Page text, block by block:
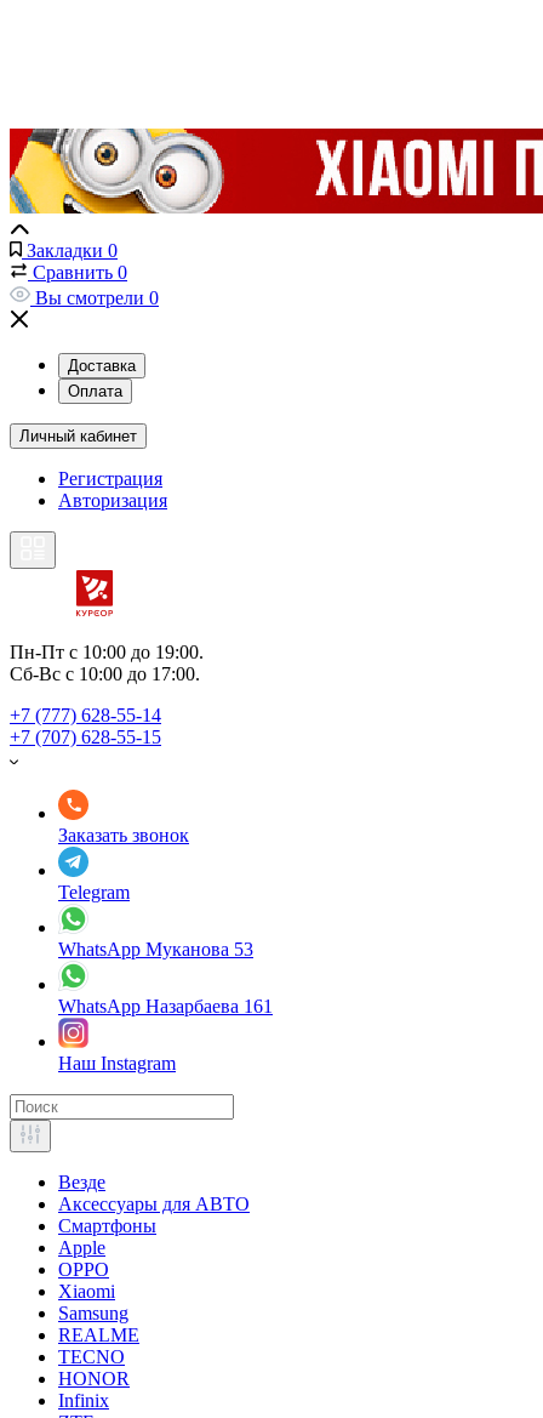
Закладки 0
Сравнить 0
Вы смотрели 0
Доставка
Оплата
Личный кабинет
Регистрация
Авторизация
Пн-Пт с 10:00 до 19:00.
Сб-Вс с 10:00 до 17:00.
+7 (777) 628-55-14
+7 (707) 628-55-15
Заказать звонок
Telegram
WhatsApp Муканова 53
WhatsApp Назарбаева 161
Наш Instagram
Везде
Аксессуары для АВТО
Смартфоны
Apple
OPPO
Xiaomi
Samsung
REALME
TECNO
HONOR
Infinix